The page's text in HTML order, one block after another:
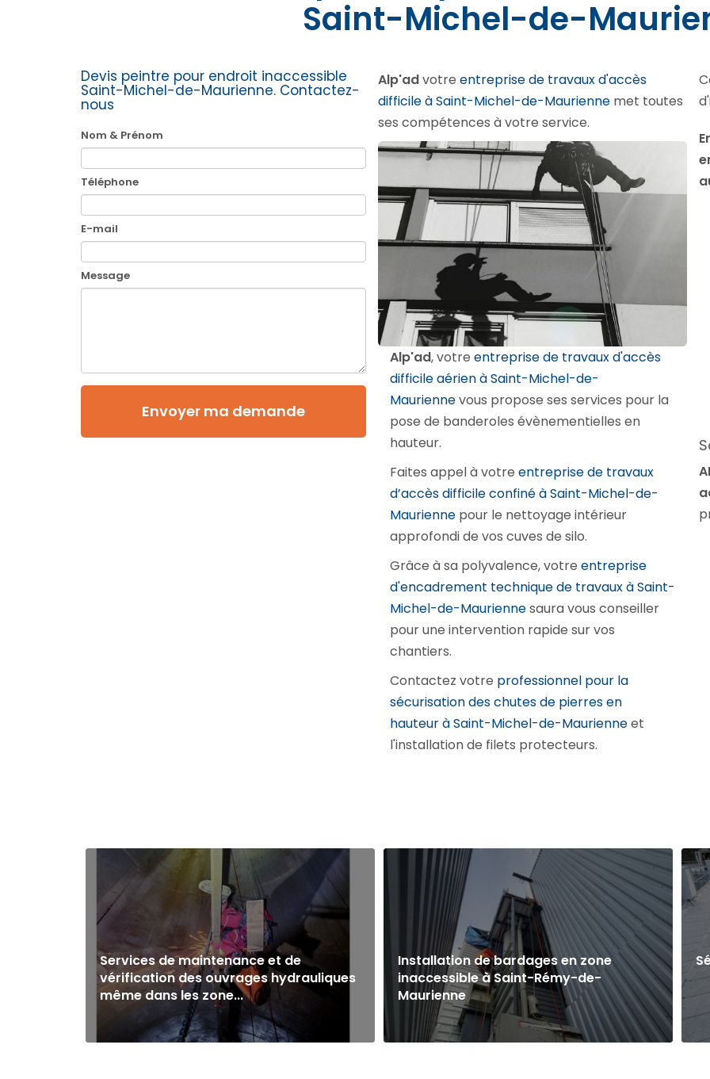
Saint-Michel-de-
Devis peintre pour endroit inaccessible
Saint-Michel-de-Maurienne. Contactez-
nous
Nom & Prénom
Téléphone
E-mail
Message
Envoyer ma demande
Alp'advotre entreprise de travaux d'accès
difficile à Saint-Michel-de-Maurienne met toutes
ses compétences à votre service.
Alp'ad, votre entreprise de travaux d'accès
difficile aérien à Saint-Michel-de-
Mauriennevous propose ses services pour la
pose de banderoles évènementielles en
hauteur.
Faites appel à votre entreprise de travaux
d’accès difficile confiné à Saint-Michel-de-
Maurienne pour le nettoyage intérieur
approfondi de vos cuves de silo.
Grâce à sa polyvalence, votre entreprise
d'encadrement technique de travaux à Saint-
Michel-de-Mauriennesaura vous conseiller
pour une intervention rapide sur vos
chantiers.
Contactez votre professionnel pour la
sécurisation des chutes de pierres en
hauteur à Saint-Michel-de-Maurienneet
l'installation de filets protecteurs.
Services de maintenance et de
vérification des ouvrages hydrauliques
même dans les zone...
Installation de bardages en zone
inaccessible à Saint-Rémy-de-
Maurienne